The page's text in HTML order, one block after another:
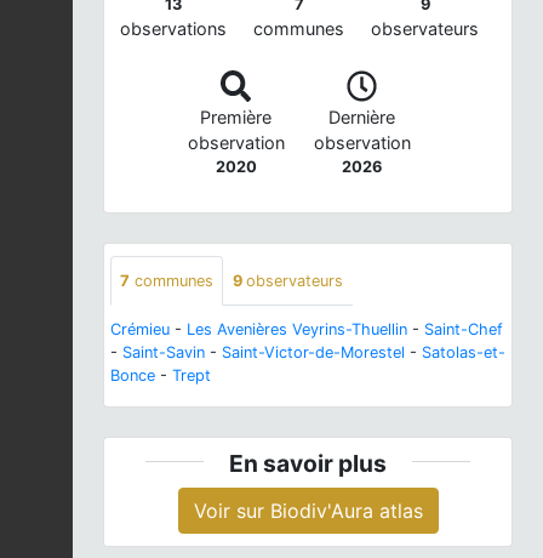
13
observations
7
communes
9
observateurs
Première
observation
2020
Dernière
observation
2026
7 communes 9 observateurs
Crémieu - Les Avenières Veyrins-Thuellin - Saint-Chef
- Saint-Savin - Saint-Victor-de-Morestel - Satolas-et-
Bonce - Trept
En savoir plus
Voir sur Biodiv'Aura atlas